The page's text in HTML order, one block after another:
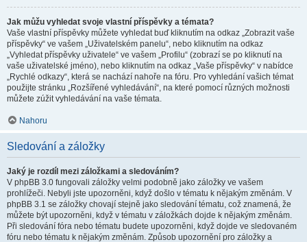
Jak můžu vyhledat svoje vlastní příspěvky a témata?
Vaše vlastní příspěvky můžete vyhledat buď kliknutím na odkaz „Zobrazit vaše
příspěvky“ ve vašem „Uživatelském panelu“, nebo kliknutím na odkaz
„Vyhledat příspěvky uživatele“ ve vašem „Profilu“ (zobrazí se po kliknutí na
vaše uživatelské jméno), nebo kliknutím na odkaz „Vaše příspěvky“ v nabídce
„Rychlé odkazy“, která se nachází nahoře na fóru. Pro vyhledání vašich témat
použijte stránku „Rozšířené vyhledávání“, na které pomocí různých možnosti
můžete zúžit vyhledávání na vaše témata.
Nahoru
Sledování a záložky
Jaký je rozdíl mezi záložkami a sledováním?
V phpBB 3.0 fungovali záložky velmi podobně jako záložky ve vašem
prohlížeči. Nebyli jste upozorněni, když došlo v tématu k nějakým změnám. V
phpBB 3.1 se záložky chovají stejně jako sledování tématu, což znamená, že
můžete být upozorněni, když v tématu v záložkách dojde k nějakým změnám.
Při sledování fóra nebo tématu budete upozorněni, když dojde ve sledovaném
fóru nebo tématu k nějakým změnám. Způsob upozornění pro záložky a